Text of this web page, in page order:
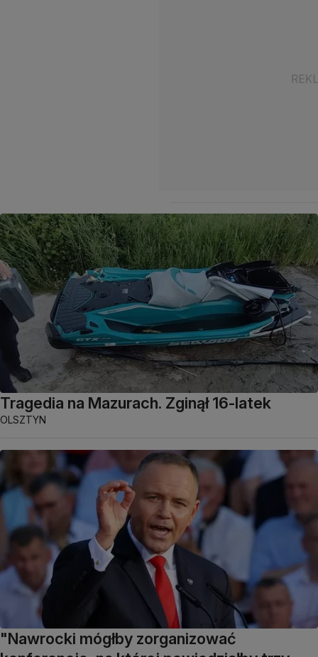
Tragedia na Mazurach. Zginął 16-latek
OLSZTYN
"Nawrocki mógłby zorganizować